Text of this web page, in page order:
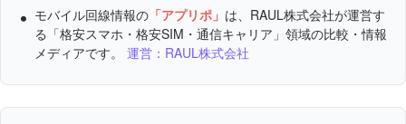
モバイル回線情報の 「アプリポ」 は、RAUL株式会社が運営す
る「格安スマホ・格安SIM・通信キャリア」領域の比較・情報
メディアです。 運営：RAUL株式会社